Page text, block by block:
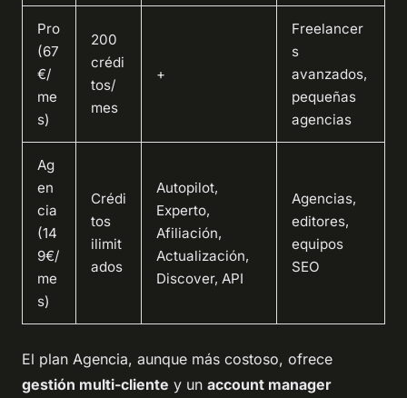
Pro
(67
€/
me
s)
200
crédi
tos/
mes
+
Freelancer
s
avanzados,
pequeñas
agencias
Ag
en
cia
(14
9€/
me
s)
Crédi
tos
ilimit
ados
Autopilot,
Experto,
Afiliación,
Actualización,
Discover, API
Agencias,
editores,
equipos
SEO
El plan Agencia, aunque más costoso, ofrece
gestión multi-cliente y un account manager